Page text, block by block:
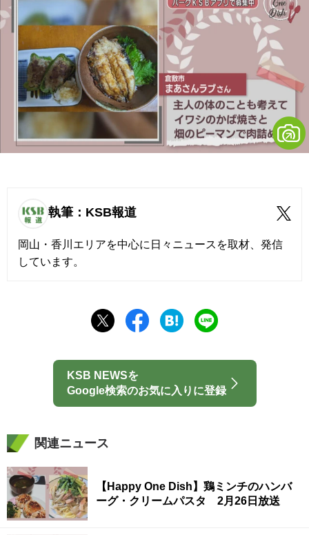
執筆：KSB報道
岡山・香川エリアを中心に日々ニュースを取材、発信
しています。
KSB NEWSを
Google検索のお気に入りに登録
関連ニュース
【Happy One Dish】鶏ミンチのハンバ
ーグ・クリームパスタ 2月26日放送